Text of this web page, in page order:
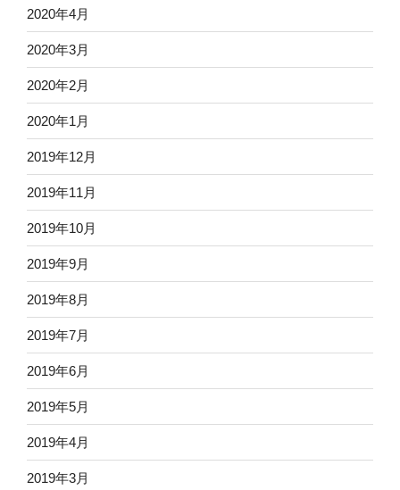
2020年4月
2020年3月
2020年2月
2020年1月
2019年12月
2019年11月
2019年10月
2019年9月
2019年8月
2019年7月
2019年6月
2019年5月
2019年4月
2019年3月